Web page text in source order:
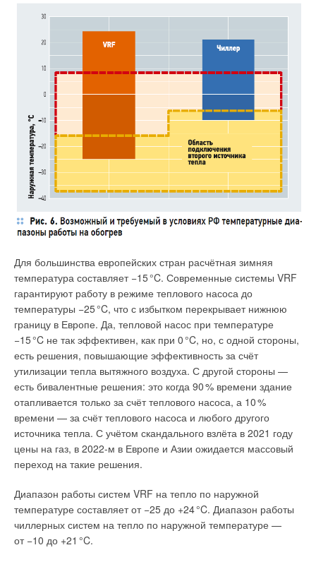
Для большинства европейских стран расчётная зимняя
температура составляет −15°C. Современные системы VRF
гарантируют работу в режиме теплового насоса до
температуры −25°C, что с избытком перекрывает нижнюю
границу в Европе. Да, тепловой насос при температуре
−15°C не так эффективен, как при0°C, но, с одной стороны,
есть решения, повышающие эффективность за счёт
утилизации тепла вытяжного воздуха. С другой стороны —
есть бивалентные решения: это когда 90% времени здание
отапливается только за счёт теплового насоса, а 10%
времени — за счёт теплового насоса и любого другого
источника тепла. С учётом скандального взлёта в 2021 году
цены на газ, в 2022-м в Европе и Азии ожидается массовый
переход на такие решения.
Диапазон работы систем VRF на тепло по наружной
температуре составляет от −25 до +24°C. Диапазон работы
чиллерных систем на тепло по наружной температуре —
от −10 до +21°C.